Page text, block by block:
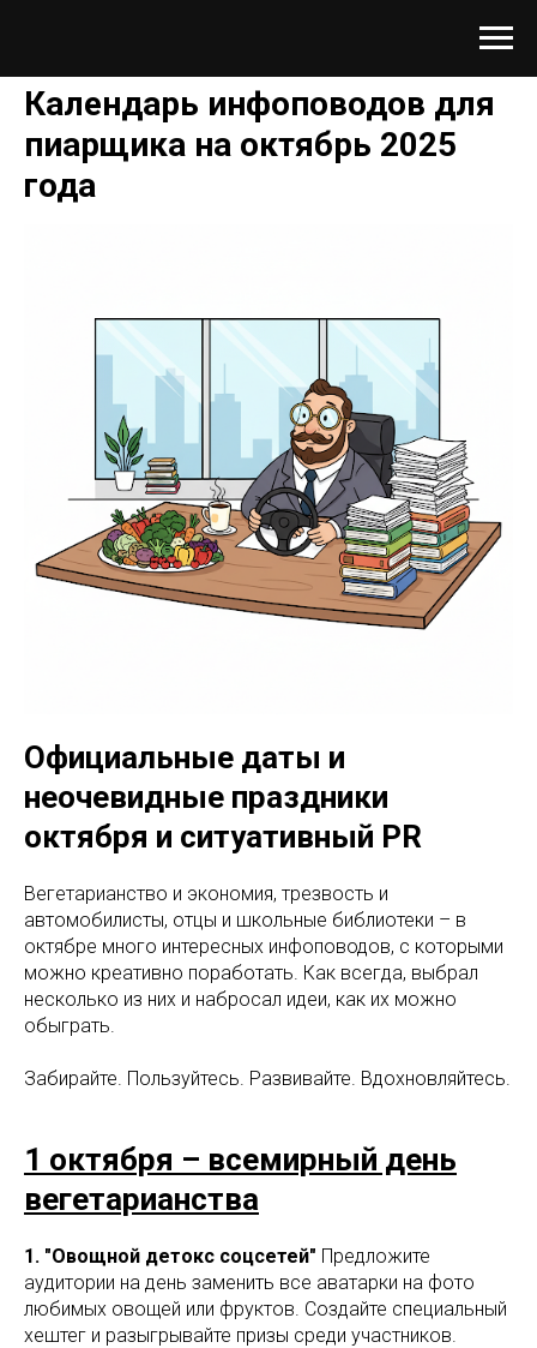
Календарь инфоповодов для
пиарщика на октябрь 2025
года
Официальные даты и
неочевидные праздники
октября и ситуативный PR
Вегетарианство и экономия, трезвость и
автомобилисты, отцы и школьные библиотеки – в
октябре много интересных инфоповодов, с которыми
можно креативно поработать. Как всегда, выбрал
несколько из них и набросал идеи, как их можно
обыграть.
Забирайте. Пользуйтесь. Развивайте. Вдохновляйтесь.
1 октября – всемирный день
вегетарианства
1. "Овощной детокс соцсетей" Предложите
аудитории на день заменить все аватарки на фото
любимых овощей или фруктов. Создайте специальный
хештег и разыгрывайте призы среди участников.